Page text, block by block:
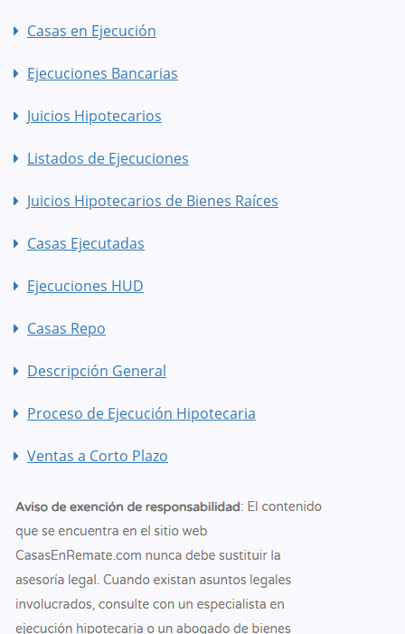
Casas en Ejecución
Ejecuciones Bancarias
Juicios Hipotecarios
Listados de Ejecuciones
Juicios Hipotecarios de Bienes Raíces
Casas Ejecutadas
Ejecuciones HUD
Casas Repo
Descripción General
Proceso de Ejecución Hipotecaria
Ventas a Corto Plazo